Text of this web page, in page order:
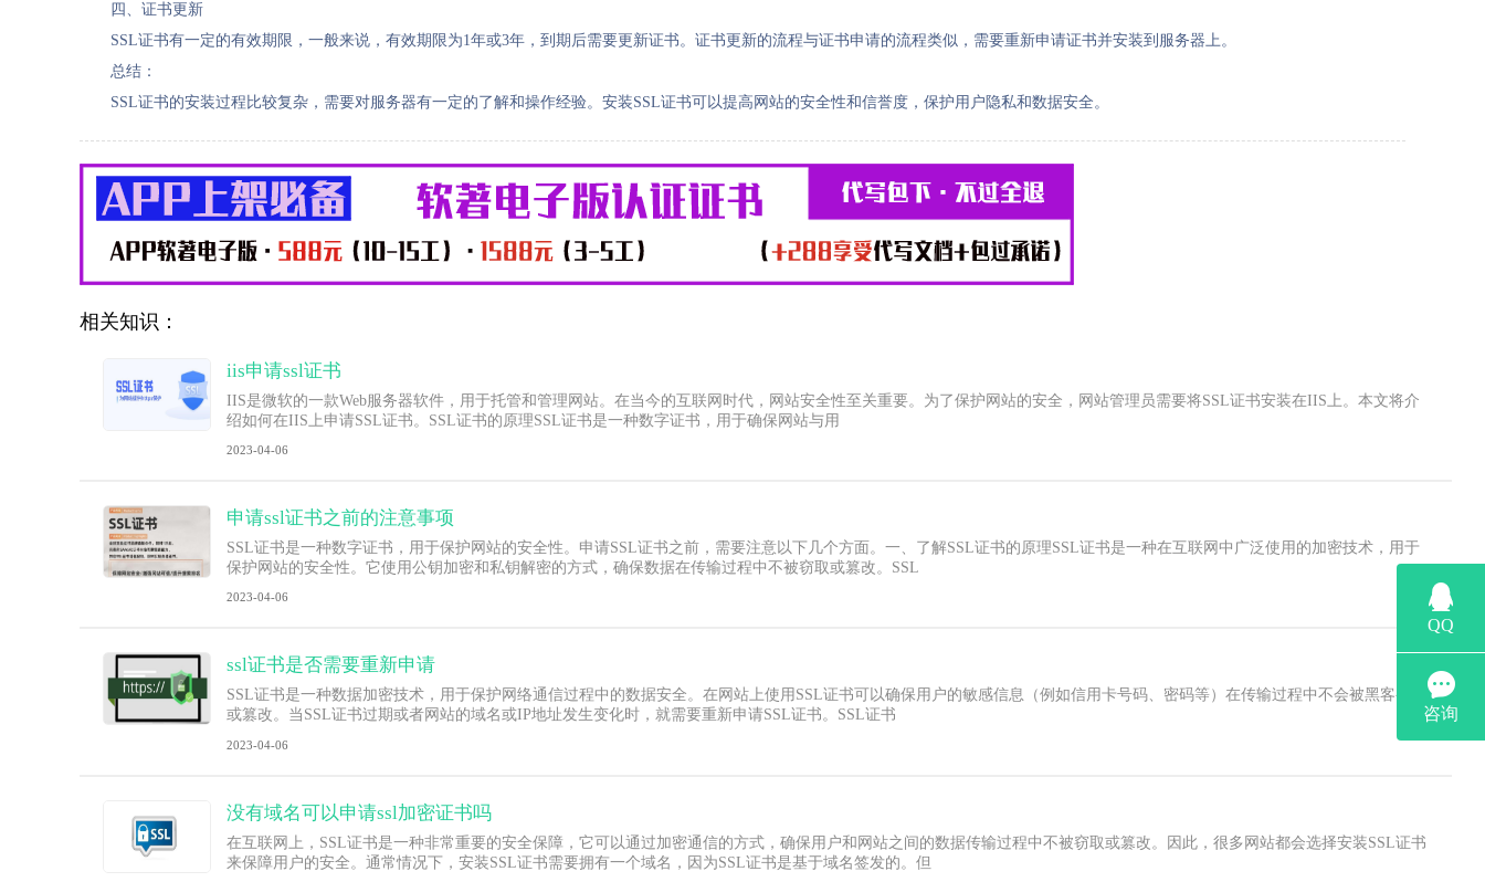
四、证书更新
SSL证书有一定的有效期限，一般来说，有效期限为1年或3年，到期后需要更新证书。证书更新的流程与证书申请的流程类似，需要重新申请证书并安装到服务器上。
总结：
SSL证书的安装过程比较复杂，需要对服务器有一定的了解和操作经验。安装SSL证书可以提高网站的安全性和信誉度，保护用户隐私和数据安全。
相关知识：
iis申请ssl证书
IIS是微软的一款Web服务器软件，用于托管和管理网站。在当今的互联网时代，网站安全性至关重要。为了保护网站的安全，网站管理员需要将SSL证书安装在IIS上。本文将介
绍如何在IIS上申请SSL证书。SSL证书的原理SSL证书是一种数字证书，用于确保网站与用
2023-04-06
申请ssl证书之前的注意事项
SSL证书是一种数字证书，用于保护网站的安全性。申请SSL证书之前，需要注意以下几个方面。一、了解SSL证书的原理SSL证书是一种在互联网中广泛使用的加密技术，用于
保护网站的安全性。它使用公钥加密和私钥解密的方式，确保数据在传输过程中不被窃取或篡改。SSL
2023-04-06
ssl证书是否需要重新申请
SSL证书是一种数据加密技术，用于保护网络通信过程中的数据安全。在网站上使用SSL证书可以确保用户的敏感信息（例如信用卡号码、密码等）在传输过程中不会被黑客窃取
或篡改。当SSL证书过期或者网站的域名或IP地址发生变化时，就需要重新申请SSL证书。SSL证书
2023-04-06
没有域名可以申请ssl加密证书吗
在互联网上，SSL证书是一种非常重要的安全保障，它可以通过加密通信的方式，确保用户和网站之间的数据传输过程中不被窃取或篡改。因此，很多网站都会选择安装SSL证书
来保障用户的安全。通常情况下，安装SSL证书需要拥有一个域名，因为SSL证书是基于域名签发的。但